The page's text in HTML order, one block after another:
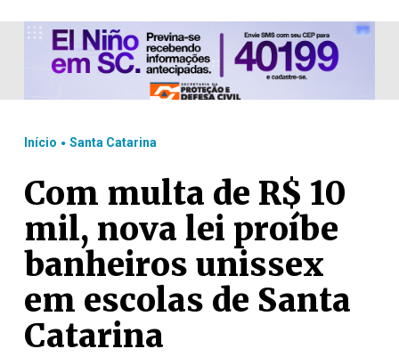
Início . Santa Catarina
Com multa de R$ 10
mil, nova lei proíbe
banheiros unissex
em escolas de Santa
Catarina